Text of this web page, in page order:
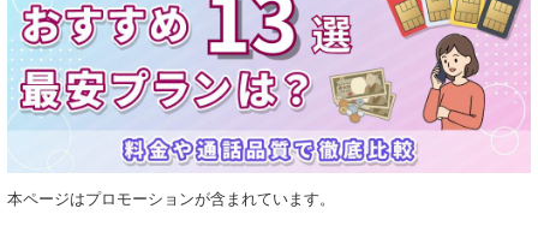
本ページはプロモーションが含まれています。